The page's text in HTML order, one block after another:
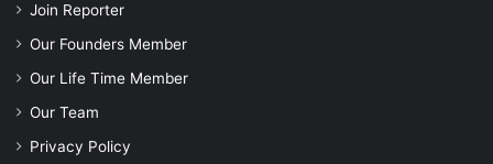
Join Reporter
Our Founders Member
Our Life Time Member
Our Team
Privacy Policy